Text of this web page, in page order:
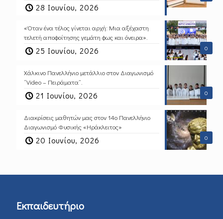
28 Ιουνίου, 2026
0
«Όταν ένα τέλος γίνεται αρχή: Μια αξέχαστη
τελετή αποφοίτησης γεμάτη φως και όνειρα».
25 Ιουνίου, 2026
0
Χάλκινο Πανελλήνιο μετάλλιο στον Διαγωνισμό
“Video – Πειράματα”.
21 Ιουνίου, 2026
0
Διακρίσεις μαθητών μας στον 14ο Πανελλήνιο
Διαγωνισμό Φυσικής «Ηράκλειτος»
20 Ιουνίου, 2026
Εκπαιδευτήριο